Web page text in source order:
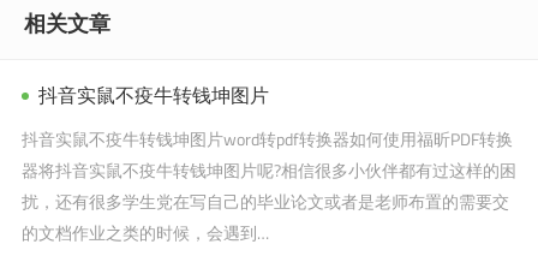
相关文章
抖音实鼠不疫牛转钱坤图片
抖音实鼠不疫牛转钱坤图片word转pdf转换器如何使用福昕PDF转换
器将抖音实鼠不疫牛转钱坤图片呢?相信很多小伙伴都有过这样的困
扰，还有很多学生党在写自己的毕业论文或者是老师布置的需要交
的文档作业之类的时候，会遇到…